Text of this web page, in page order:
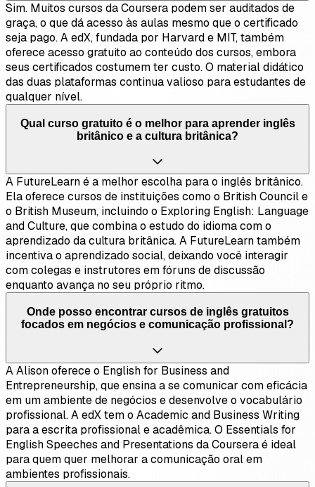
Sim. Muitos cursos da Coursera podem ser auditados de
graça, o que dá acesso às aulas mesmo que o certificado
seja pago. A edX, fundada por Harvard e MIT, também
oferece acesso gratuito ao conteúdo dos cursos, embora
seus certificados costumem ter custo. O material didático
das duas plataformas continua valioso para estudantes de
qualquer nível.
Qual curso gratuito é o melhor para aprender inglês
britânico e a cultura britânica?
A FutureLearn é a melhor escolha para o inglês britânico.
Ela oferece cursos de instituições como o British Council e
o British Museum, incluindo o Exploring English: Language
and Culture, que combina o estudo do idioma com o
aprendizado da cultura britânica. A FutureLearn também
incentiva o aprendizado social, deixando você interagir
com colegas e instrutores em fóruns de discussão
enquanto avança no seu próprio ritmo.
Onde posso encontrar cursos de inglês gratuitos
focados em negócios e comunicação profissional?
A Alison oferece o English for Business and
Entrepreneurship, que ensina a se comunicar com eficácia
em um ambiente de negócios e desenvolve o vocabulário
profissional. A edX tem o Academic and Business Writing
para a escrita profissional e acadêmica. O Essentials for
English Speeches and Presentations da Coursera é ideal
para quem quer melhorar a comunicação oral em
ambientes profissionais.